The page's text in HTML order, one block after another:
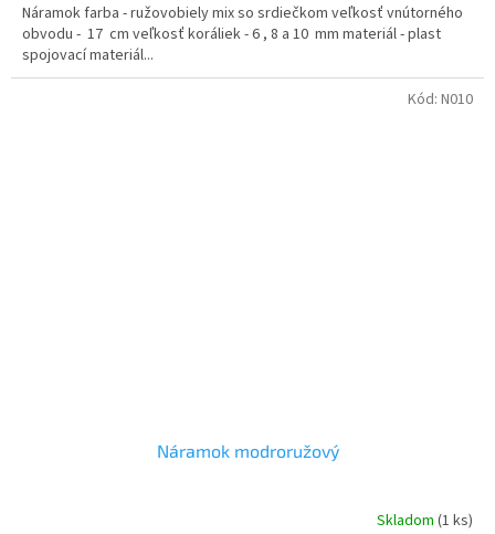
Náramok farba - ružovobiely mix so srdiečkom veľkosť vnútorného
obvodu - 17 cm veľkosť koráliek - 6 , 8 a 10 mm materiál - plast
spojovací materiál...
Náramok modroružový
Skladom (1 ks)
Kód: N010